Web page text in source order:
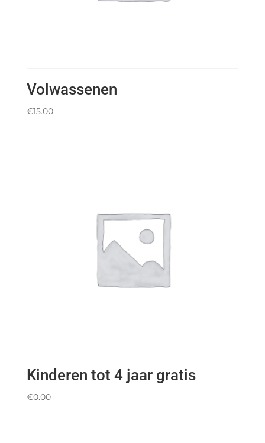
Volwassenen
€15.00
Kinderen tot 4 jaar gratis
€0.00